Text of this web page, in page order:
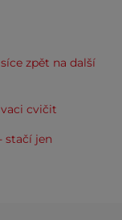
zpět na další
cvičit
stačí jen